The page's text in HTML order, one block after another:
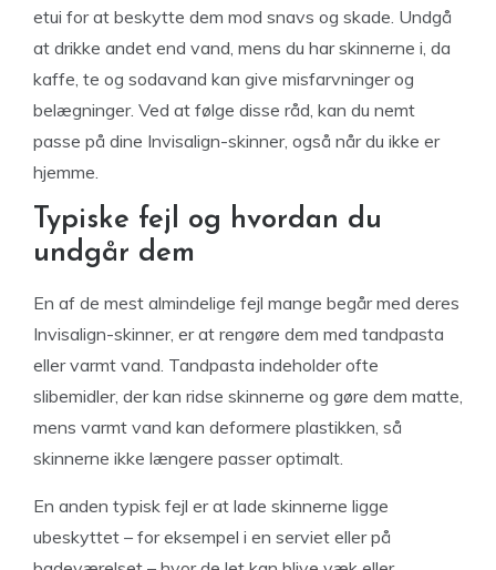
etui for at beskytte dem mod snavs og skade. Undgå
at drikke andet end vand, mens du har skinnerne i, da
kaffe, te og sodavand kan give misfarvninger og
belægninger. Ved at følge disse råd, kan du nemt
passe på dine Invisalign-skinner, også når du ikke er
hjemme.
Typiske fejl og hvordan du
undgår dem
En af de mest almindelige fejl mange begår med deres
Invisalign-skinner, er at rengøre dem med tandpasta
eller varmt vand. Tandpasta indeholder ofte
slibemidler, der kan ridse skinnerne og gøre dem matte,
mens varmt vand kan deformere plastikken, så
skinnerne ikke længere passer optimalt.
En anden typisk fejl er at lade skinnerne ligge
ubeskyttet – for eksempel i en serviet eller på